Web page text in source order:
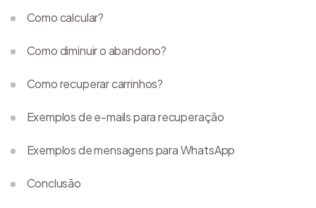
Como calcular?
Como diminuir o abandono?
Como recuperar carrinhos?
Exemplos de e-mails para recuperação
Exemplos de mensagens para WhatsApp
Conclusão